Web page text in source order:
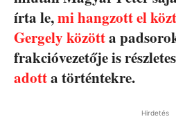
írta le,mi hangzott el
Gergely közötta
frakcióvezetője is részletes
adotta történtekre.
Hirdetés